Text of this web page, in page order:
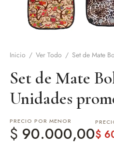
Inicio / Ver Todo / Set de Mate
Set de Mate
Unidades
PRECIO POR MENOR
$ 90.000,00$
Asado y vino
y accesorios